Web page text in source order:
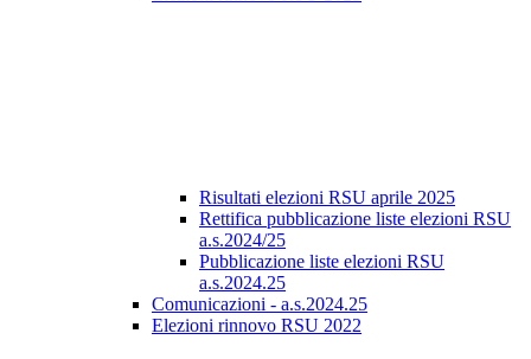
Risultati elezioni RSU aprile 2025
Rettifica pubblicazione liste elezioni RSU
a.s.2024/25
Pubblicazione liste elezioni RSU
a.s.2024.25
Comunicazioni - a.s.2024.25
Elezioni rinnovo RSU 2022